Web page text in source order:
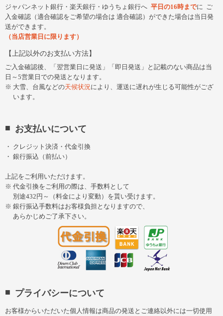
ジャパンネット銀行・楽天銀行・ゆうちょ銀行へ 平日の16時までに
ご
入金確認（適合確認をご希望の場合は 適合確認）ができた場合は当日発
送ができます。
（当店営業日に限ります）
上記以外のお支払い方法
ご入金確認後、「翌営業日に発送」「即日発送」と記載のない商品は当
日～5営業日での発送となります。
大雪、台風などの天候状況により、運送に遅れが生じる可能性がござ
います。
お支払いについて
クレジット決済・代金引換
銀行振込（前払い）
上記をご利用いただけます。
代金引換をご利用の際は、手数料として
別途432円～（料金により変動）を貰い受けます。
銀行振込手数料はお客様負担となりますので、
あらかじめご了承下さい。
プライバシーについて
お客様からいただいた個人情報は商品の発送とご連絡以外には一切使用